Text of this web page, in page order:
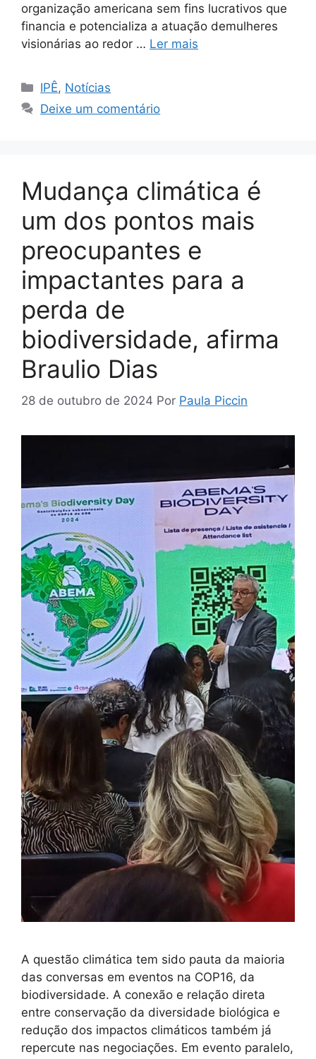
organização americana sem fins lucrativos que
financia e potencializa a atuação demulheres
visionárias ao redor … Ler mais
IPÊ, Notícias
Deixe um comentário
Mudança climática é
um dos pontos mais
preocupantes e
impactantes para a
perda de
biodiversidade, afirma
Braulio Dias
28 de outubro de 2024 Por Paula Piccin
A questão climática tem sido pauta da maioria
das conversas em eventos na COP16, da
biodiversidade. A conexão e relação direta
entre conservação da diversidade biológica e
redução dos impactos climáticos também já
repercute nas negociações. Em evento paralelo,